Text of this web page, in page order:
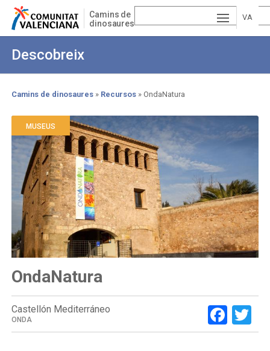
Skip
main
Camins de
dinosaures
VA
Descobreix
Breadcrumb
Camins de dinosaures Recursos OndaNatura
MUSEUS
OndaNatura
Castellón Mediterráneo
ONDA